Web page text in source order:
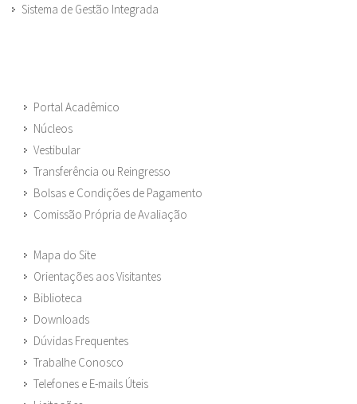
Sistema de Gestão Integrada
Portal Acadêmico
Núcleos
Vestibular
Transferência ou Reingresso
Bolsas e Condições de Pagamento
Comissão Própria de Avaliação
Mapa do Site
Orientações aos Visitantes
Biblioteca
Downloads
Dúvidas Frequentes
Trabalhe Conosco
Telefones e E-mails Úteis